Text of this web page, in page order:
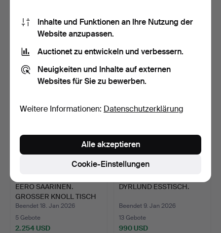
ESSTISCH TEAK.
2 Gebote
ESSTISCH AUSZIEHBAR.
15 Gebote
EERO SAARINEN.
GROSSER KNOLL TISCH
OVAL 24…
Beendet 18. Jan 2026
5 Gebote
2.254 USD
DYRLUND ESSTISCH.
Beendet 9. Jan 2026
13 Gebote
990 USD
Inhalte und Funktionen an Ihre Nutzung der
Website anzupassen.
Auctionet zu entwickeln und verbessern.
Neuigkeiten und Inhalte auf externen
Websites für Sie zu bewerben.
Weitere Informationen: Datenschutzerklärung
Cookie-Einstellungen
Alle akzeptieren